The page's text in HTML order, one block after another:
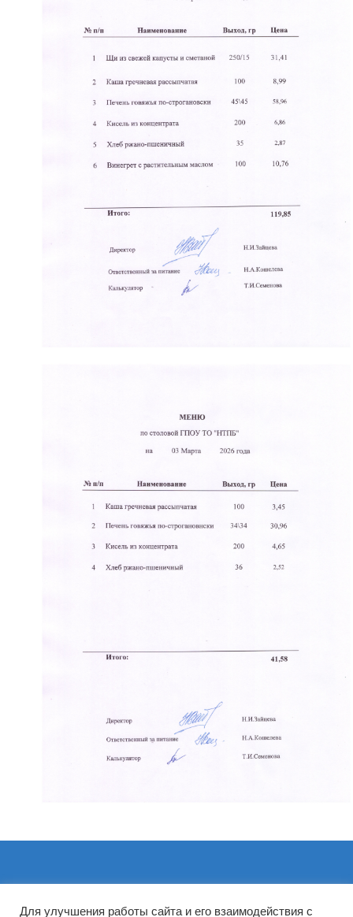
Архивы
Для улучшения работы сайта и его взаимодействия с